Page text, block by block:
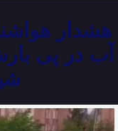
هشدار
آب در پی